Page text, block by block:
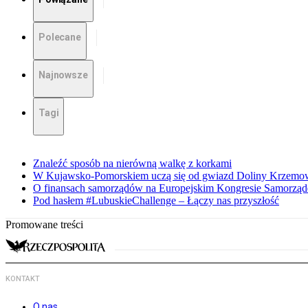
Polecane
Najnowsze
Tagi
Znaleźć sposób na nierówną walkę z korkami
W Kujawsko-Pomorskiem uczą się od gwiazd Doliny
O finansach samorządów na Europejskim Kongresie
Pod hasłem #LubuskieChallenge – Łączy nas przyszłość
Promowane treści
KONTAKT